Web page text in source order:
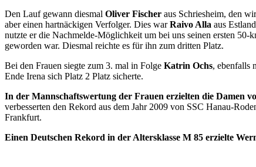
Den Lauf gewann diesmal Oliver Fischer aus Schriesheim, den
aber einen hartnäckigen Verfolger. Dies warRaivo Alla aus
nutzte er die Nachmelde-Möglichkeit um bei uns seinen ersten 50-
geworden war. Diesmal reichte es für ihn zum dritten Platz.
Bei den Frauen siegte zum 3. mal in Folge Katrin Ochs, ebenfalls
Ende Irena sich Platz 2 Platz sicherte.
In der Mannschaftswertung der Frauen erzielten die Damen
verbesserten den Rekord aus dem Jahr 2009 von SSC Hanau-
Frankfurt.
Einen Deutschen Rekord in der Altersklasse M 85 erzielte